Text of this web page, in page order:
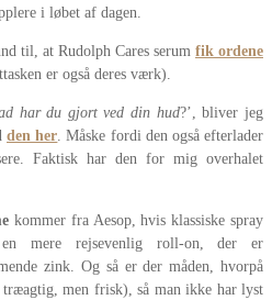
i løbet af dagen.
til, at Rudolph Cares serum fik ordene
er også deres værk).
har du gjort ved din hud?’, bliver jeg
den her. Måske fordi den også efterlader
Faktisk har den for mig overhalet
kommer fra Aesop, hvis klassiske spray
mere rejsevenlig roll-on, der er
zink. Og så er der måden, hvorpå
men frisk), så man ikke har lyst